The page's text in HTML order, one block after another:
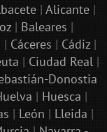
| Alicante|
| Baleares |
| Cáceres | Cádiz|
| Ciudad Real |
Donostia
| Huesca |
| León | Lleida |